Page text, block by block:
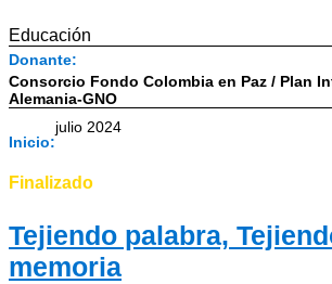
Educación
Donante:
Consorcio Fondo Colombia en Paz / Plan
Alemania-GNO
Inicio:
julio 2024
Finalizado
Tejiendo palabra,
memoria